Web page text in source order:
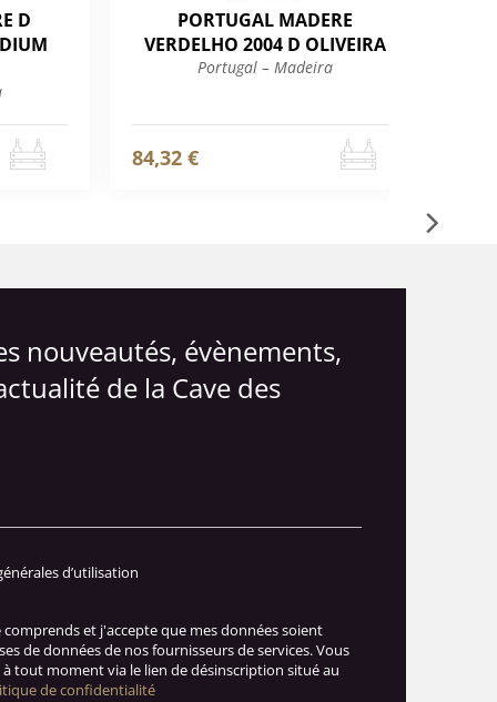
D
PORTUGAL MADERE
VERDELHO 2004 D OLIVEIRA
Portugal – Madeira
84,32 €
nouveautés, évènements,
de la Cave des
d’utilisation
comprends et j'accepte que mes données soient
de données de nos fournisseurs de services. Vous
tout moment via le lien de désinscription situé au
de confidentialité